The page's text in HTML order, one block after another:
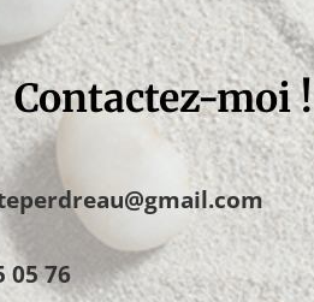
Contactez-moi !
05 76